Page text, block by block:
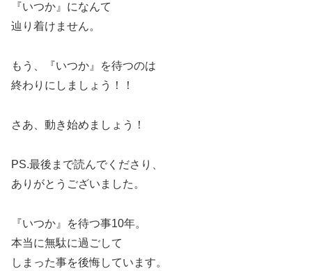
『いつか』になんて
辿り着けません。
もう、『いつか』を待つのは
終わりにしましょう！！
さあ、動き始めましょう！
PS.最後まで読んでくださり、
ありがとうございました。
『いつか』を待つ事10年。
本当に無駄に過ごして
しまった事を後悔しています。